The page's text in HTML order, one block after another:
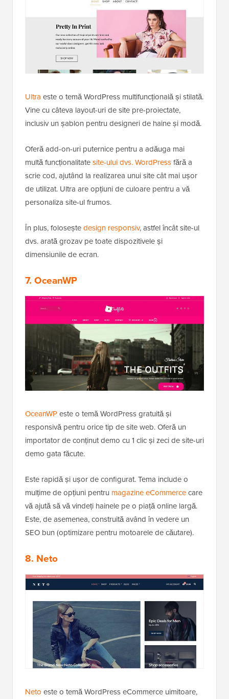
Ultra este o temă WordPress multifuncțională și stilată.
Vine cu câteva layout-uri de site pre-proiectate,
inclusiv un șablon pentru designeri de haine și modă.
Oferă add-on-uri puternice pentru a adăuga mai
multă funcționalitatesite-ului dvs. WordPressfără a
scrie cod, ajutând la realizarea unui site cât mai ușor
de utilizat. Ultra are opțiuni de culoare pentru a vă
personaliza site-ul frumos.
În plus, foloseștedesign responsiv, astfel încât site-ul
dvs. arată grozav pe toate dispozitivele și
dimensiunile de ecran.
7. OceanWP
OceanWPeste o temă WordPress gratuită și
responsivă pentru orice tip de site web. Oferă un
importator de conținut demo cu 1 clic și zeci de site-uri
demo gata făcute.
Este rapidă și ușor de configurat. Tema include o
mulțime de opțiuni pentru magazine eCommercecare
vă ajută să vă vindeți hainele pe o piață online largă.
Este, de asemenea, construită având în vedere un
SEO bun (optimizare pentru motoarele de căutare).
8. Neto
Neto este o temă WordPress eCommerce uimitoare,